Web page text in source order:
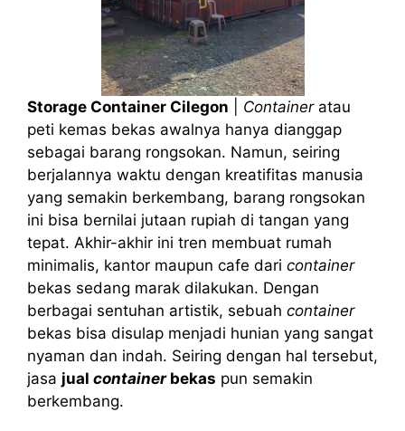
Storage Container Cilegon Containeratau
peti kemas bekas awalnya hanya dianggap
sebagai barang rongsokan. Namun, seiring
berjalannya waktu dengan kreatifitas manusia
yang semakin berkembang, barang rongsokan
ini bisa bernilai jutaan rupiah di tangan yang
tepat. Akhir-akhir ini tren membuat rumah
minimalis, kantor maupun cafe dari container
bekas sedang marak dilakukan. Dengan
berbagai sentuhan artistik, sebuah container
bekas bisa disulap menjadi hunian yang sangat
nyaman dan indah. Seiring dengan hal tersebut,
jasa jual containerbekas pun semakin
berkembang.